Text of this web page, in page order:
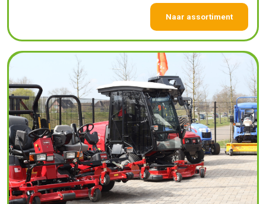
Naar assortiment